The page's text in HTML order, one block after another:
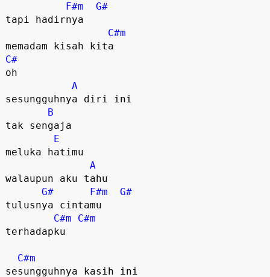
F#m
G#
tapi hadirnya
C#m
C#
oh
A
sesungguhnya diri ini
B
tak sengaja
E
meluka hatimu
A
walaupun aku tahu
G#
F#m
G#
tulusnya cintamu
C#m
C#m
terhadapku
C#m
sesungguhnya kasih ini